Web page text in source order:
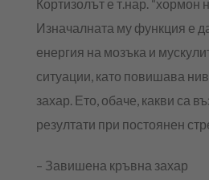
Кортизолът е т.нар. “хормон
Изначалната му функция е
енергия на мозъка и
ситуации, като повишава
захар. Ето, обаче, какви са
резултати при постоянен
– Завишена кръвна захар